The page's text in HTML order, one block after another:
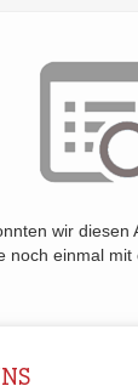
wir diesen
noch einmal